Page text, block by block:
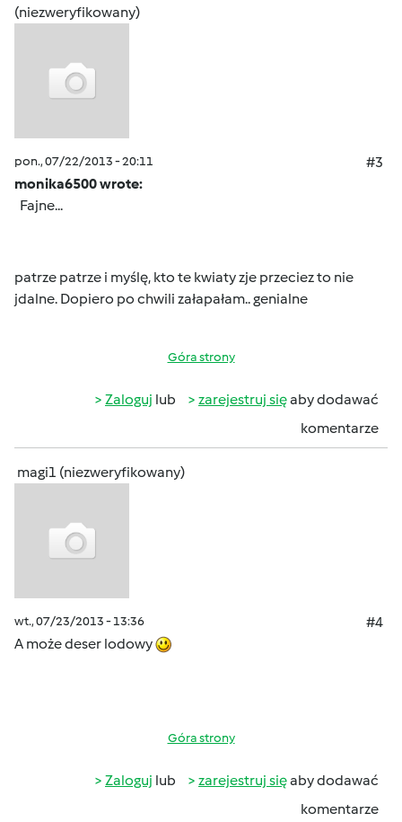
(niezweryfikowany)
pon., 07/22/2013 - 20:11
#3
monika6500 wrote:
Fajne...
patrze patrze i myślę, kto te kwiaty zje przeciez to nie
jdalne. Dopiero po chwili załapałam.. genialne
Góra strony
Zaloguj lub zarejestruj sięaby dodawać
komentarze
magi1 (niezweryfikowany)
wt., 07/23/2013 - 13:36
#4
A może deser lodowy
Góra strony
Zaloguj lub zarejestruj sięaby dodawać
komentarze